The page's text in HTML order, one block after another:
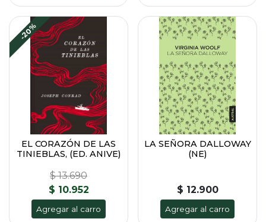
-20%
EL CORAZÓN DE LAS
TINIEBLAS, (ED. ANIVE)
$ 13.690
$ 10.952
Agregar al carro
LA SEÑORA DALLOWAY
(NE)
$ 12.900
Agregar al carro